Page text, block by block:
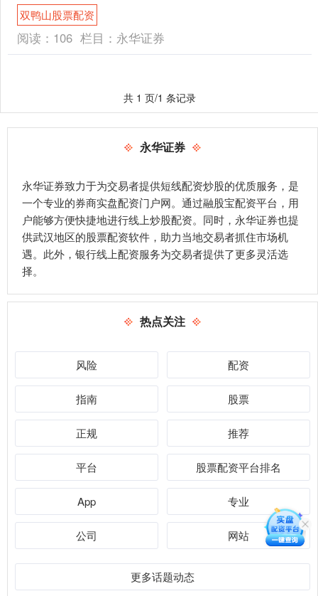
从而放大收益。然而，选择一家可信的
股票配资门户至关重要。 ....
双鸭山股票配资
阅读： 106 栏目： 永华证券
共 1 页/1 条记录
永华证券
永华证券致力于为交易者提供短线配资炒股的优质服务，是
一个专业的券商实盘配资门户网。通过融股宝配资平台，用
户能够方便快捷地进行线上炒股配资。同时，永华证券也提
供武汉地区的股票配资软件，助力当地交易者抓住市场机
遇。此外，银行线上配资服务为交易者提供了更多灵活选
择。
热点关注
风险 配资
指南 股票
正规 推荐
平台 股票配资平台排名
App 专业
公司 网站
更多话题动态